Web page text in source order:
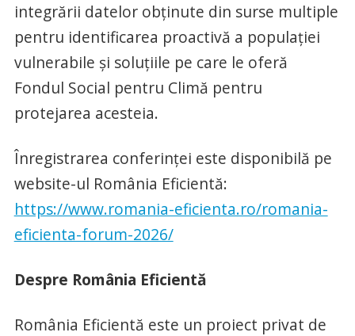
integrării datelor obținute din surse multiple
pentru identificarea proactivă a populației
vulnerabile și soluțiile pe care le oferă
Fondul Social pentru Climă pentru
protejarea acesteia.
Înregistrarea conferinței este disponibilă pe
website-ul România Eficientă:
https://www.romania-eficienta.ro/romania-
eficienta-forum-2026/
Despre România Eficientă
România Eficientă este un proiect privat de